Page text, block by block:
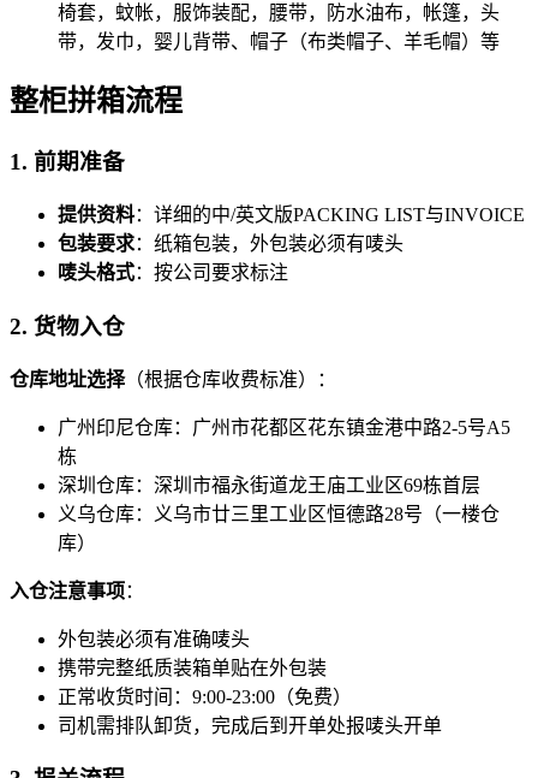
椅套，蚊帐，服饰装配，腰带，防水油布，帐篷，头
带，发巾，婴儿背带、帽子（布类帽子、羊毛帽）等
整柜拼箱流程
1. 前期准备
提供资料：详细的中/英文版PACKING LIST与INVOICE
包装要求：纸箱包装，外包装必须有唛头
唛头格式：按公司要求标注
2. 货物入仓
仓库地址选择（根据仓库收费标准）：
广州印尼仓库：广州市花都区花东镇金港中路2-5号A5
栋
深圳仓库：深圳市福永街道龙王庙工业区69栋首层
义乌仓库：义乌市廿三里工业区恒德路28号（一楼仓
库）
入仓注意事项 ：
外包装必须有准确唛头
携带完整纸质装箱单贴在外包装
正常收货时间：9:00-23:00（免费）
司机需排队卸货，完成后到开单处报唛头开单